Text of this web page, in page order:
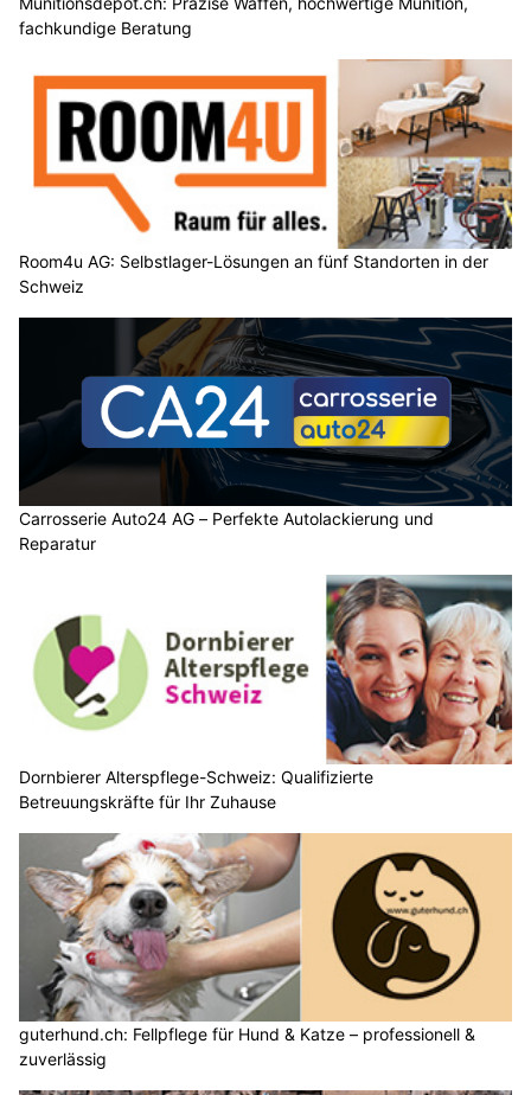
fachkundige Beratung
Room4u AG: Selbstlager-Lösungen an fünf Standorten in der
Schweiz
Carrosserie Auto24 AG – Perfekte Autolackierung und
Reparatur
Dornbierer Alterspflege-Schweiz: Qualifizierte
Betreuungskräfte für Ihr Zuhause
guterhund.ch: Fellpflege für Hund & Katze – professionell &
zuverlässig